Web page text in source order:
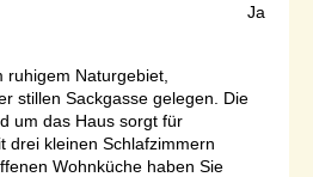
Ja
Naturgebiet,
stillen Sackgasse gelegen. Die
um das Haus sorgt für
drei kleinen Schlafzimmern
Wohnküche haben Sie